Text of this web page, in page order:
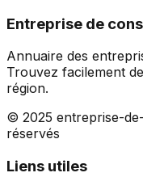
Entreprise de
Annuaire des
Trouvez facilement
région.
© 2025 entreprise-
réservés
Liens utiles